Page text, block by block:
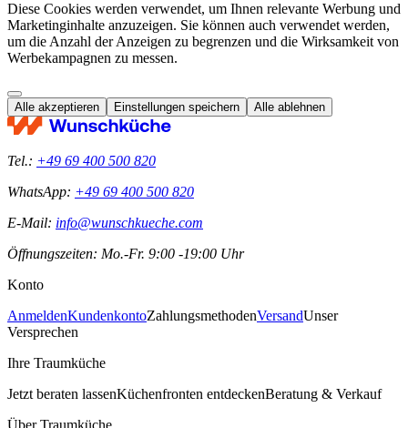
Diese Cookies werden verwendet, um Ihnen relevante Werbung und
Marketinginhalte anzuzeigen. Sie können auch verwendet werden,
um die Anzahl der Anzeigen zu begrenzen und die Wirksamkeit von
Werbekampagnen zu messen.
Alle akzeptieren Einstellungen speichern Alle ablehnen
Tel.: +49 69 400 500 820
WhatsApp: +49 69 400 500 820
E-Mail: info@wunschkueche.com
Öffnungszeiten: Mo.-Fr. 9:00 -19:00 Uhr
Konto
AnmeldenKundenkontoZahlungsmethodenVersandUnser
Versprechen
Ihre Traumküche
Jetzt beraten lassenKüchenfronten entdeckenBeratung & Verkauf
Über Traumküche